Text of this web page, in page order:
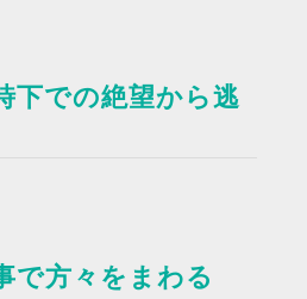
下での絶望から逃
で方々をまわる